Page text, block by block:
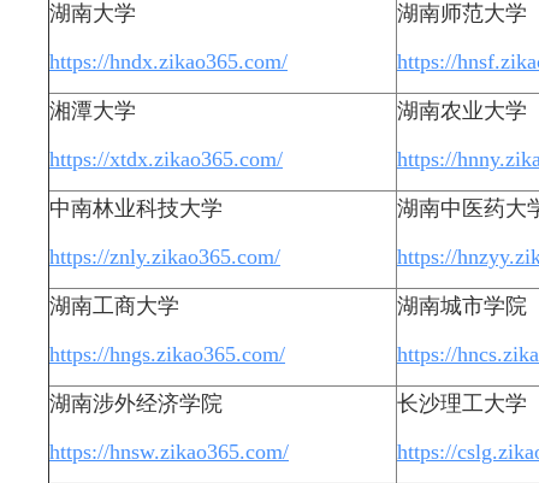
湖南大学
https://hndx.zikao365.com/
湖南师范大学
https://
湘潭大学
https://xtdx.zikao365.com/
湖南农业大学
https://
中南林业科技大学
https://znly.zikao365.com/
湖南中医药大
https://
湖南工商大学
https://hngs.zikao365.com/
湖南城市学院
https://
湖南涉外经济学院
https://hnsw.zikao365.com/
长沙理工大学
https://